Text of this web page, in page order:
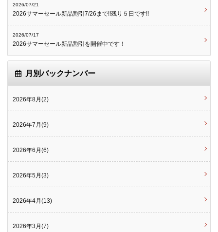
2026/07/21
2026サマーセール新品割引7/26まで!!残り５日です!!
2026/07/17
2026サマーセール新品割引を開催中です！
月別バックナンバー
2026年8月(2)
2026年7月(9)
2026年6月(6)
2026年5月(3)
2026年4月(13)
2026年3月(7)